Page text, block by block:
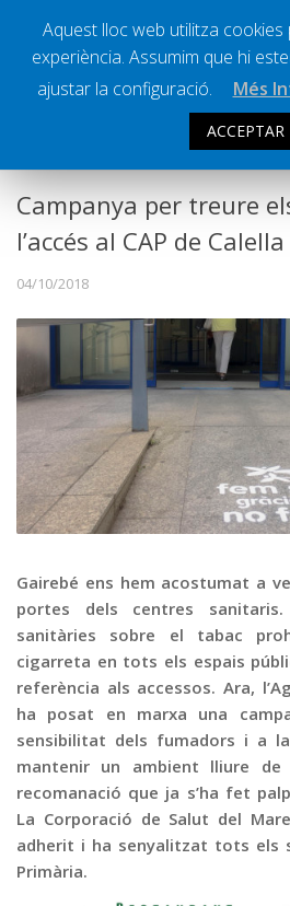
Societat
La Banqueta
Transmissions Esportives
Pòdcasts
Vídeos
Graella
Publicitat
Contacte
Ràdio Calella
Campanya per treure
l’accés al CAP de Calella
04/10/2018
Gairebé ens hem acostumat a
portes dels centres
sanitàries sobre el tabac
cigarreta en tots els espais
referència als accessos. Ara,
ha posat en marxa una
sensibilitat dels fumadors i a
mantenir un ambient lliure de
recomanació que ja s’ha fet
La Corporació de Salut del
adherit i ha senyalitzat tots els
Primària.
Aquest lloc web utilitza
experiència. Assumim que hi
ajustar la configuració.
Més
ACCEPTAR